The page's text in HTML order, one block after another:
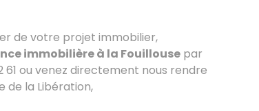
de votre projet immobilier,
immobilière à la Fouillouse par
61 ou venez directement nous rendre
de la Libération,